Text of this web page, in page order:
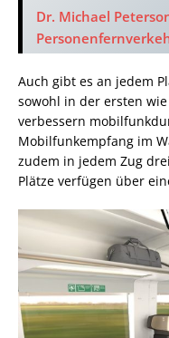
Dr. Michael
Auch gibt es an jedem
sowohl in der ersten
verbessern
Mobilfunkempfang im
zudem in jedem Zug
Plätze verfügen über